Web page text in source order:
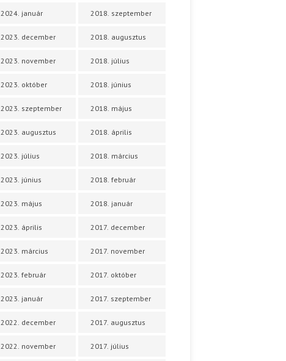
2024. január
2023. december
2023. november
2023. október
2023. szeptember
2023. augusztus
2023. július
2023. június
2023. május
2023. április
2023. március
2023. február
2023. január
2022. december
2022. november
2018. szeptember
2018. augusztus
2018. július
2018. június
2018. május
2018. április
2018. március
2018. február
2018. január
2017. december
2017. november
2017. október
2017. szeptember
2017. augusztus
2017. július